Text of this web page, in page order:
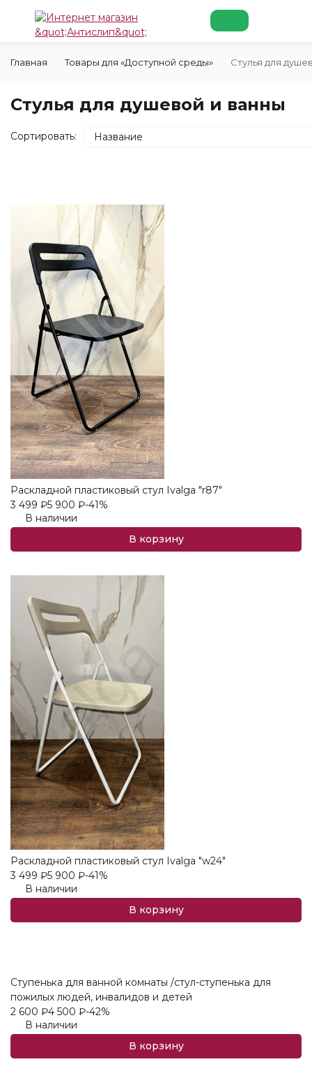
Главная Товары для «Доступной среды» Стулья для
Стулья для душевой и ванны
Сортировать: Название
Раскладной пластиковый стул Ivalga "r87"
3 499 ₽5 900 ₽-41%
В наличии
В корзину
Раскладной пластиковый стул Ivalga "w24"
3 499 ₽5 900 ₽-41%
В наличии
В корзину
Ступенька для ванной комнаты /стул-ступенька для
пожилых людей, инвалидов и детей
2 600 ₽4 500 ₽-42%
В наличии
В корзину